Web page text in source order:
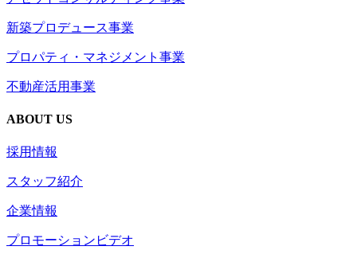
新築プロデュース事業
プロパティ・マネジメント事業
不動産活用事業
ABOUT US
採用情報
スタッフ紹介
企業情報
プロモーションビデオ